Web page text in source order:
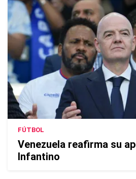
FÚTBOL
Venezuela reafirma su
Infantino